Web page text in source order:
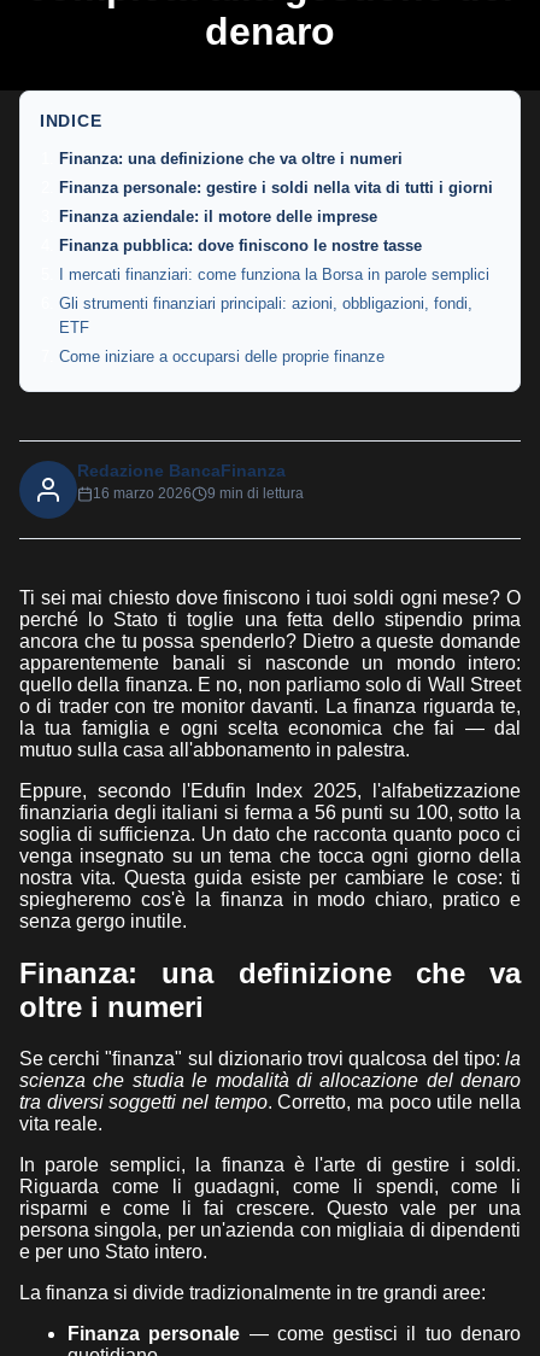
denaro
Redazione BancaFinanza
16 marzo 2026 9 min di lettura
Ti sei mai chiesto dove finiscono i tuoi soldi ogni mese? O
perché lo Stato ti toglie una fetta dello stipendio prima
ancora che tu possa spenderlo? Dietro a queste domande
apparentemente banali si nasconde un mondo intero:
quello della finanza. E no, non parliamo solo di Wall Street
o di trader con tre monitor davanti. La finanza riguarda te,
la tua famiglia e ogni scelta economica che fai — dal
mutuo sulla casa all'abbonamento in palestra.
Eppure, secondo l'Edufin Index 2025, l'alfabetizzazione
finanziaria degli italiani si ferma a 56 punti su 100, sotto la
soglia di sufficienza. Un dato che racconta quanto poco ci
venga insegnato su un tema che tocca ogni giorno della
nostra vita. Questa guida esiste per cambiare le cose: ti
spiegheremo cos'è la finanza in modo chiaro, pratico e
senza gergo inutile.
Finanza: una definizione che va
oltre i numeri
Se cerchi "finanza" sul dizionario trovi qualcosa del tipo: la
scienza che studia le modalità di allocazione del denaro
tra diversi soggetti nel tempo. Corretto, ma poco utile nella
vita reale.
In parole semplici, la finanza è l'arte di gestire i soldi.
Riguarda come li guadagni, come li spendi, come li
risparmi e come li fai crescere. Questo vale per una
persona singola, per un'azienda con migliaia di dipendenti
e per uno Stato intero.
La finanza si divide tradizionalmente in tre grandi aree:
Finanza personale — come gestisci il tuo denaro
INDICE
Finanza: una definizione che va oltre i numeri
Finanza personale: gestire i soldi nella vita di tutti i giorni
Finanza aziendale: il motore delle imprese
Finanza pubblica: dove finiscono le nostre tasse
I mercati finanziari: come funziona la Borsa in parole semplici
Gli strumenti finanziari principali: azioni, obbligazioni, fondi,
ETF
Come iniziare a occuparsi delle proprie finanze